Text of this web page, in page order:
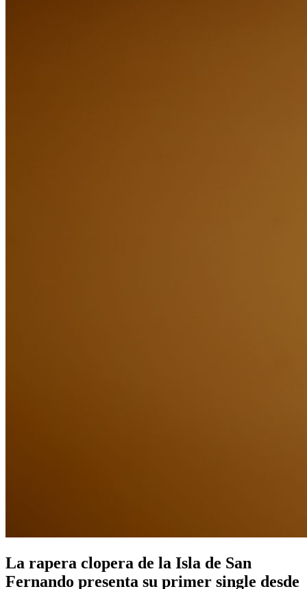
La rapera clopera de la Isla de San
Fernando presenta su primer single desde